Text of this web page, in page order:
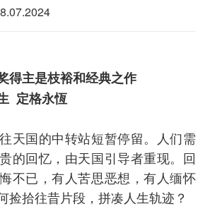
得主是枝裕和经典之作
定格永恆
天国的中转站短暂停留。人们需
的回忆，由天国引导者重现。回
不已，有人苦思恶想，有人缅怀
捡拾往昔片段，拼凑人生轨迹？